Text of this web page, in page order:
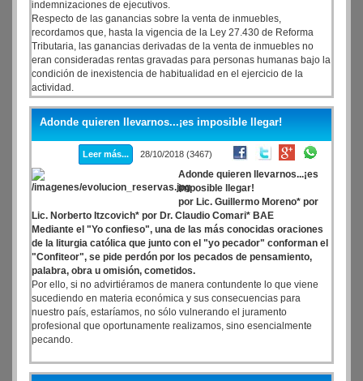
indemnizaciones de ejecutivos.
Respecto de las ganancias sobre la venta de inmuebles,
recordamos que, hasta la vigencia de la Ley 27.430 de Reforma
Tributaria, las ganancias derivadas de la venta de inmuebles no
eran consideradas rentas gravadas para personas humanas bajo la
condición de inexistencia de habitualidad en el ejercicio de la
actividad.
Adonde quieren llevarnos...¡es imposible llegar!
Leer más... 28/10/2018 (3467)
Adonde quieren llevarnos...¡es
imposible llegar!
por Lic. Guillermo Moreno* por
Lic. Norberto Itzcovich* por Dr. Claudio Comari* BAE
Mediante el "Yo confieso", una de las más conocidas oraciones
de la liturgia católica que junto con el "yo pecador" conforman el
"Confiteor", se pide perdón por los pecados de pensamiento,
palabra, obra u omisión, cometidos.
Por ello, si no advirtiéramos de manera contundente lo que viene
sucediendo en materia económica y sus consecuencias para
nuestro país, estaríamos, no sólo vulnerando el juramento
profesional que oportunamente realizamos, sino esencialmente
pecando.